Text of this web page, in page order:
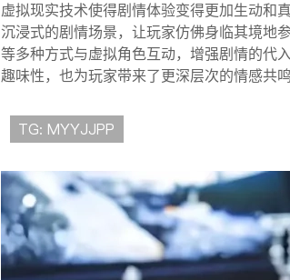
虚拟现实技术使得剧情体验变得更加生动和
沉浸式的剧情场景，让玩家仿佛身临其境地
等多种方式与虚拟角色互动，增强剧情的代
趣味性，也为玩家带来了更深层次的情感共